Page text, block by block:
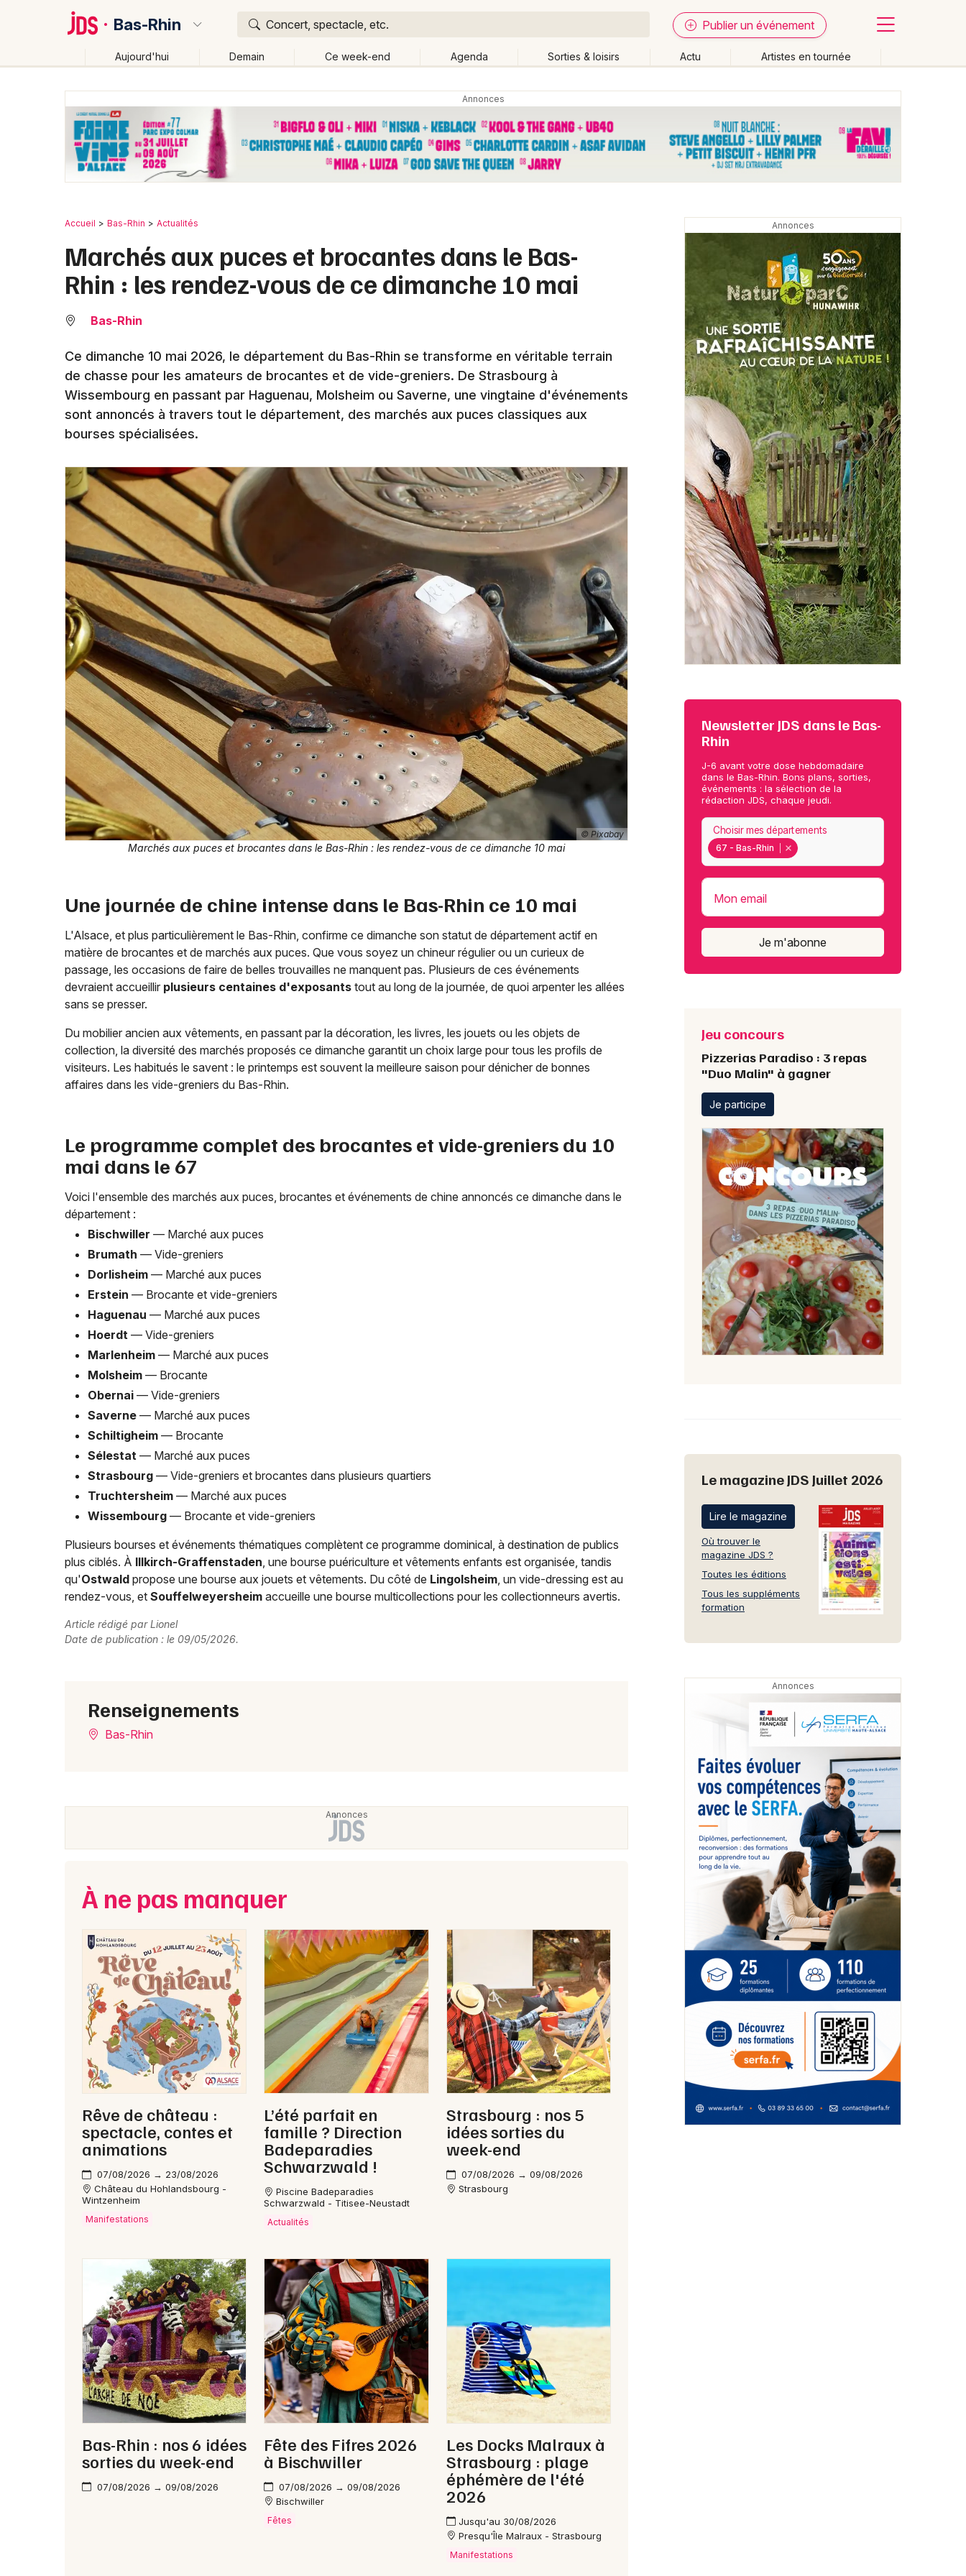
Bas-Rhin Concert, spectacle, etc. Publier un événement
Aujourd'hui Demain Ce week-end Agenda Sorties & loisirs Actu Artistes en tournée
Publier un événement
Grands événements
Manifestations
Foires & salons
Concerts
Sports
Expos
Sorties & loisirs
Actualités en Alsace
Actualités dans le Grand Est
Jeux concours
Newsletter des sorties
Artistes en tournée
Actus dans le Bas-Rhin
Magazine dans le Bas-Rhin
Choisir mes départements
Mon email
Bordeaux
Montpellier
Nantes
Nice
Strasbourg
Toulouse
Toutes les villes
Accueil Bas-Rhin Actualités
Marchés aux puces et brocantes dans le Bas-
Rhin : les rendez-vous de ce dimanche 10 mai
Bas-Rhin
Ce dimanche 10 mai 2026, le département du Bas-Rhin se transforme en véritable terrain
de chasse pour les amateurs de brocantes et de vide-greniers. De Strasbourg à
Wissembourg en passant par Haguenau, Molsheim ou Saverne, une vingtaine d'événements
sont annoncés à travers tout le département, des marchés aux puces classiques aux
bourses spécialisées.
© Pixabay
Marchés aux puces et brocantes dans le Bas-Rhin : les rendez-vous de ce dimanche 10 mai
Une journée de chine intense dans le Bas-Rhin ce 10 mai
L'Alsace, et plus particulièrement le Bas-Rhin, confirme ce dimanche son statut de département actif en
matière de brocantes et de marchés aux puces. Que vous soyez un chineur régulier ou un curieux de
passage, les occasions de faire de belles trouvailles ne manquent pas. Plusieurs de ces événements
devraient accueillir plusieurs centaines d'exposants tout au long de la journée, de quoi arpenter les allées
sans se presser.
Du mobilier ancien aux vêtements, en passant par la décoration, les livres, les jouets ou les objets de
collection, la diversité des marchés proposés ce dimanche garantit un choix large pour tous les profils de
visiteurs. Les habitués le savent : le printemps est souvent la meilleure saison pour dénicher de bonnes
affaires dans les vide-greniers du Bas-Rhin.
Le programme complet des brocantes et vide-greniers du 10
mai dans le 67
Voici l'ensemble des marchés aux puces, brocantes et événements de chine annoncés ce dimanche dans le
département :
Bischwiller — Marché aux puces
Brumath — Vide-greniers
Dorlisheim — Marché aux puces
Erstein — Brocante et vide-greniers
Haguenau — Marché aux puces
Hoerdt — Vide-greniers
Marlenheim — Marché aux puces
Molsheim — Brocante
Obernai — Vide-greniers
Saverne — Marché aux puces
Schiltigheim — Brocante
Sélestat — Marché aux puces
Strasbourg — Vide-greniers et brocantes dans plusieurs quartiers
Truchtersheim — Marché aux puces
Wissembourg — Brocante et vide-greniers
Plusieurs bourses et événements thématiques complètent ce programme dominical, à destination de publics
plus ciblés. À Illkirch-Graffenstaden , une bourse puériculture et vêtements enfants est organisée, tandis
qu'Ostwald propose une bourse aux jouets et vêtements. Du côté de Lingolsheim , un vide-dressing est au
rendez-vous, et Souffelweyersheim accueille une bourse multicollections pour les collectionneurs avertis.
Article rédigé par Lionel
Date de publication : le 09/05/2026.
Renseignements
Bas-Rhin
À ne pas manquer
Rêve de château :
spectacle, contes et
animations
07/08/2026 → 23/08/2026
Château du Hohlandsbourg -
Wintzenheim
Manifestations
L’été parfait en
famille ? Direction
Badeparadies
Schwarzwald !
Piscine Badeparadies
Schwarzwald - Titisee-Neustadt
Actualités
Strasbourg : nos 5
idées sorties du
week-end
07/08/2026 → 09/08/2026
Strasbourg
Bas-Rhin : nos 6 idées
sorties du week-end
07/08/2026 → 09/08/2026
Fête des Fifres 2026
à Bischwiller
07/08/2026 → 09/08/2026
Bischwiller
Fêtes
Les Docks Malraux à
Strasbourg : plage
éphémère de l'été
2026
Jusqu'au 30/08/2026
Presqu'Île Malraux - Strasbourg
Manifestations
Newsletter JDS dans le Bas-
Rhin
J-6 avant votre dose hebdomadaire
dans le Bas-Rhin. Bons plans, sorties,
événements : la sélection de la
rédaction JDS, chaque jeudi.
67 - Bas-Rhin
Choisir mes départements
Mon email
Je m'abonne
Jeu concours
Pizzerias Paradiso : 3 repas
"Duo Malin" à gagner
Je participe
Le magazine JDS Juillet 2026
Lire le magazine
Où trouver le
magazine JDS ?
Toutes les éditions
Tous les suppléments
formation
Où ?
Bas-Rhin (67) Alsace Partout Changer de lieu
Quand ? Effacer les dates
Aujourd'hui Autre